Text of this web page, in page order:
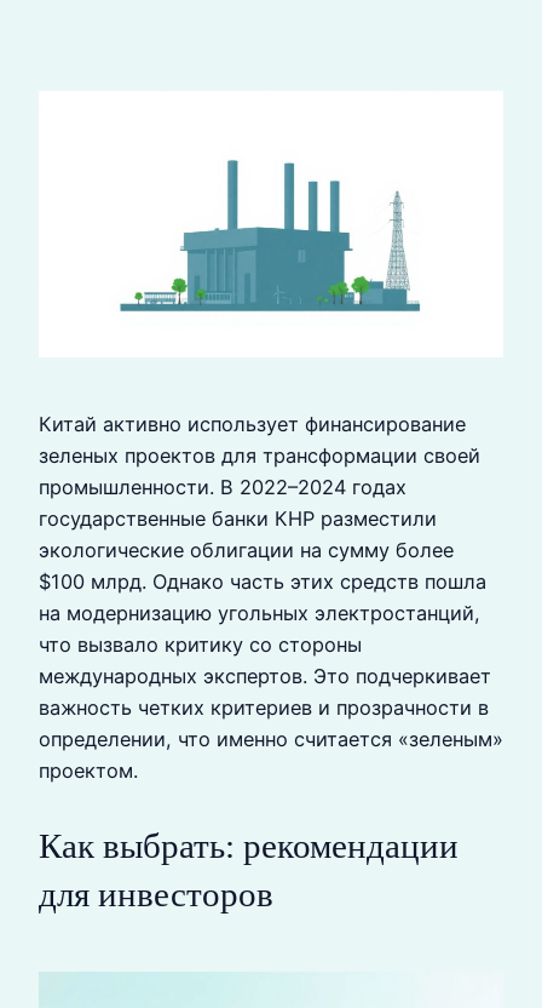
Китай активно использует финансирование
зеленых проектов для трансформации своей
промышленности. В 2022–2024 годах
государственные банки КНР разместили
экологические облигации на сумму более
$100 млрд. Однако часть этих средств пошла
на модернизацию угольных электростанций,
что вызвало критику со стороны
международных экспертов. Это подчеркивает
важность четких критериев и прозрачности в
определении, что именно считается «зеленым»
проектом.
Как выбрать: рекомендации
для инвесторов